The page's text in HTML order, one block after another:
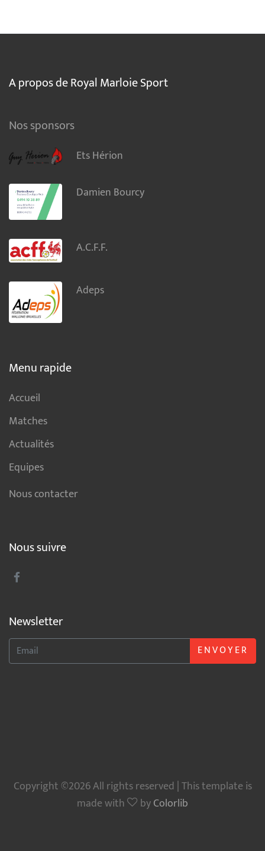
A propos de Royal Marloie Sport
Nos sponsors
Ets Hérion
Damien Bourcy
A.C.F.F.
Adeps
Menu rapide
Accueil
Matches
Actualités
Equipes
Nous contacter
Nous suivre
Newsletter
ENVOYER
Copyright ©2026 All rights reserved | This template is
made with
byColorlib